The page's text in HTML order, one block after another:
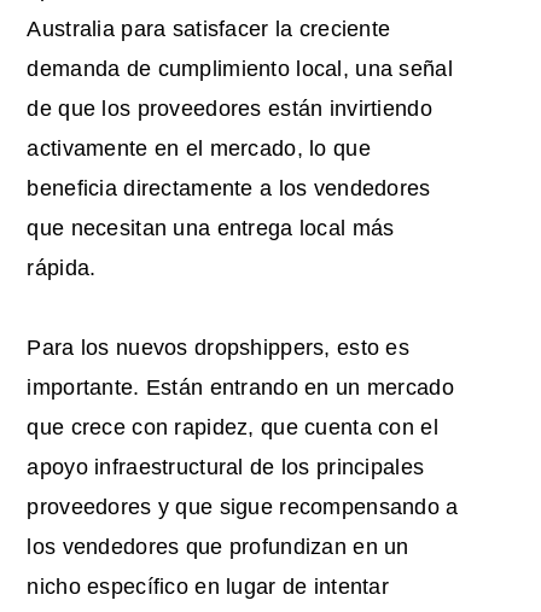
Australia para satisfacer la creciente
demanda de cumplimiento local, una señal
de que los proveedores están invirtiendo
activamente en el mercado, lo que
beneficia directamente a los vendedores
que necesitan una entrega local más
rápida.
Para los nuevos dropshippers, esto es
importante. Están entrando en un mercado
que crece con rapidez, que cuenta con el
apoyo infraestructural de los principales
proveedores y que sigue recompensando a
los vendedores que profundizan en un
nicho específico en lugar de intentar